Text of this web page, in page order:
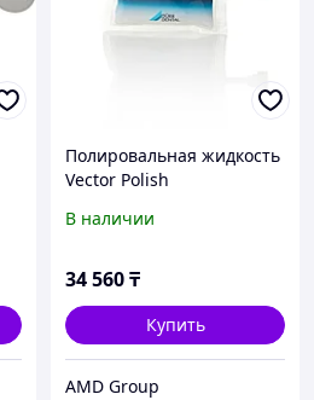
Полировальная жидкость
Vector Polish
В наличии
34 560₸
Купить
AMD Group